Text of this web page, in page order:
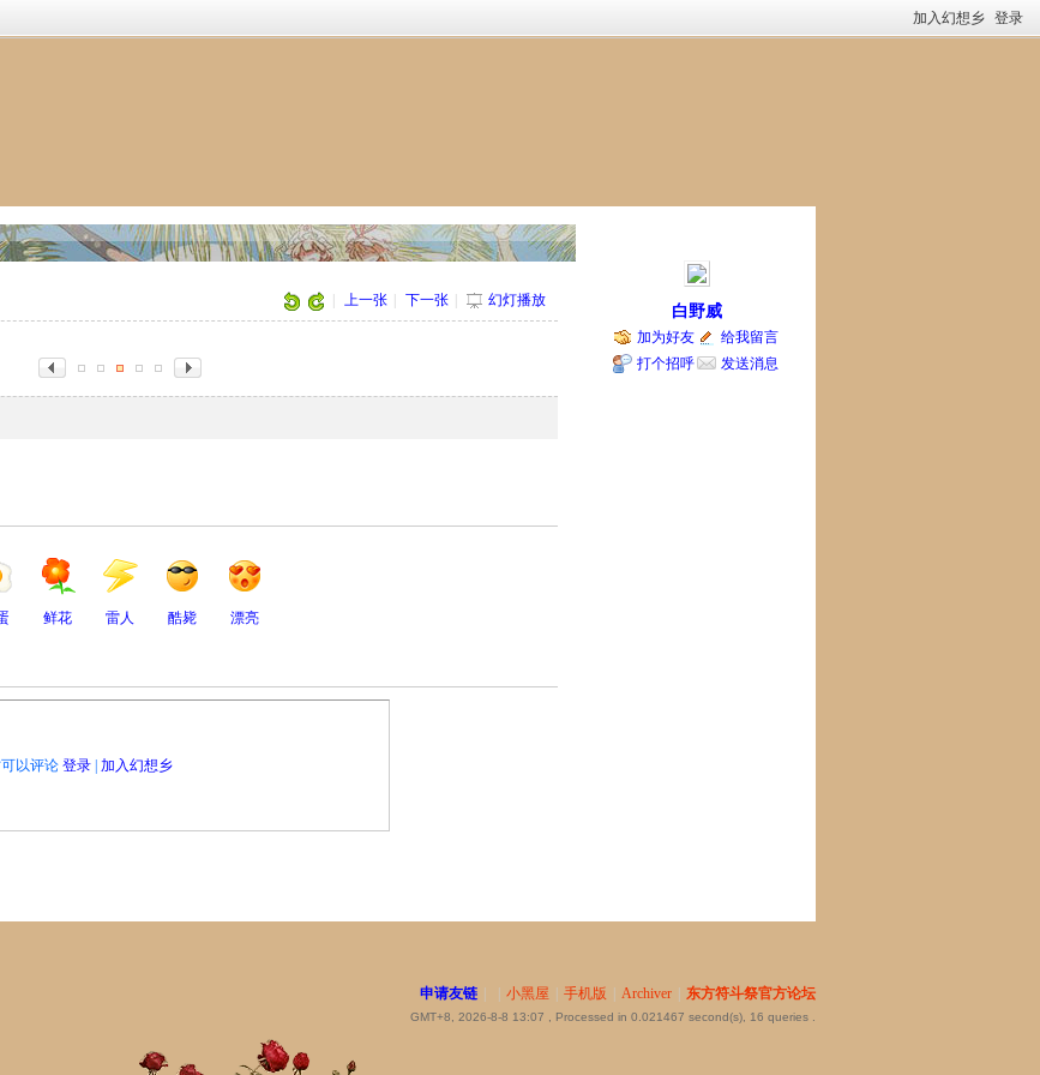
加入幻想乡 登录
上一张 下一张 幻灯播放
鲜花 雷人 酷毙 漂亮
以评论 登录| 加入幻想乡
白野威
加为好友
给我留言
打个招呼
发送消息
申请友链 小黑屋 手机版 Archiver 东方符斗祭官方论坛
GMT+8, 2026-8-8 13:07 , Processed in 0.021467 second(s), 16 queries .